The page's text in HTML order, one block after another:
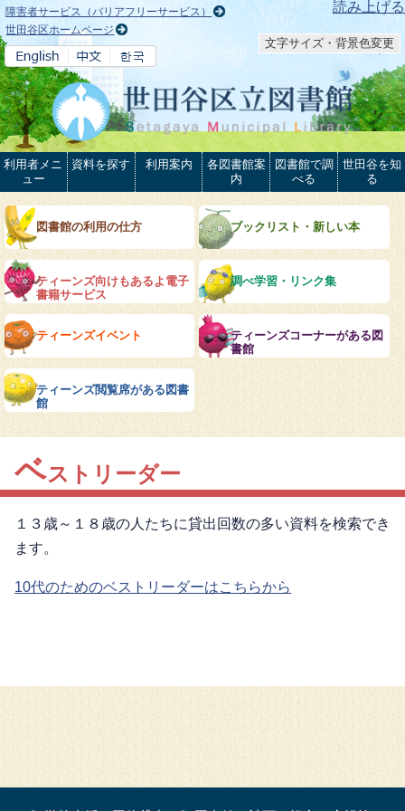
本文へ 読み上げる
障害者サービス（バリアフリーサービス）
世田谷区ホームページ
文字サイズ・背景色変更
利用者メニ
ュー
資料を探す 利用案内
各図書館案
内
図書館で調
べる
世田谷を知
る
ベストリーダー
１３歳～１８歳の人たちに貸出回数の多い資料を検索でき
ます。
10代のためのベストリーダーはこちらから
図書館の利用の仕方 ブックリスト・新しい本
ティーンズ向けもあるよ電子
書籍サービス
調べ学習・リンク集
ティーンズイベント
ティーンズコーナーがある図
書館
ティーンズ閲覧席がある図書
館